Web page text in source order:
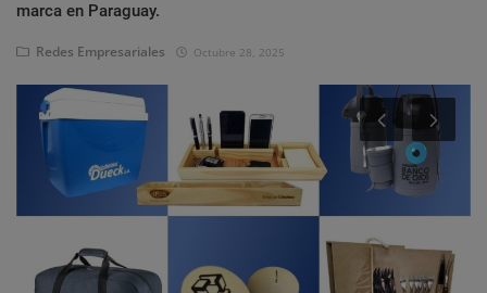
marca en Paraguay.
Redes Empresariales Octubre 28, 2025